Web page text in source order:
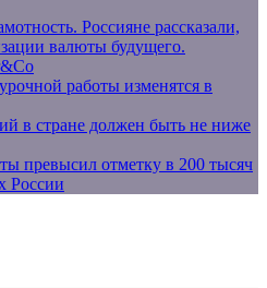
Россияне рассказали,
валюты будущего.
работы изменятся в
в стране должен быть не ниже
превысил отметку в 200 тысяч
России